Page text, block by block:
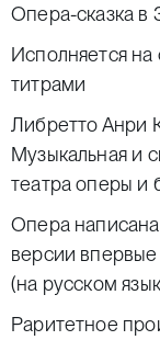
Опера-сказка в
Исполняется
титрами
Либретто Анри
Музыкальная и
театра оперы и
Опера написана
версии
(на русском
Раритетное